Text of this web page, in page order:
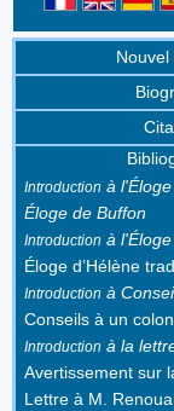
Introduction à
Éloge de Buffon
Introduction à
Éloge d’Hélène
Introduction à
Conseils à un
Introduction à la
Avertissement sur
Lettre à M.